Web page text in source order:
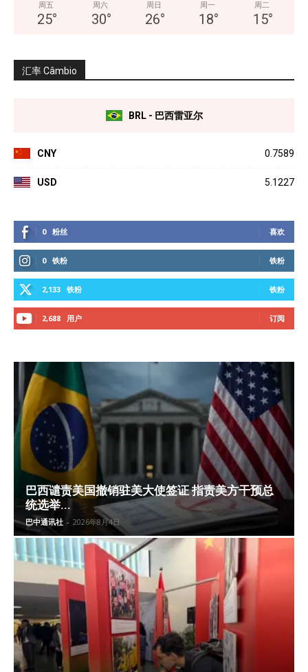
周五
25°
周六
30°
周日
26°
周一
18°
周二
15°
汇率 Câmbio
BRL - 巴西雷亚尔
CNY 0.7589
USD 5.1227
0 粉丝 喜欢
0 铁粉 铁粉
2,133 铁粉 铁粉
2,688 用户 订阅
巴西谴责美国撤销驻美大使签证 指责美方干预总
统选举...
巴中通讯社 - 2026年8月4日